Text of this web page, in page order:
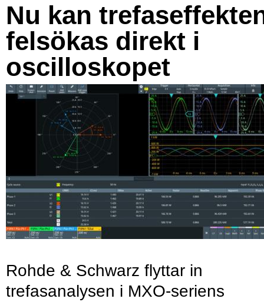
Nu kan
felsökas direkt i
oscilloskopet
Rohde & Schwarz flyttar in
trefasanalysen i MXO-seriens